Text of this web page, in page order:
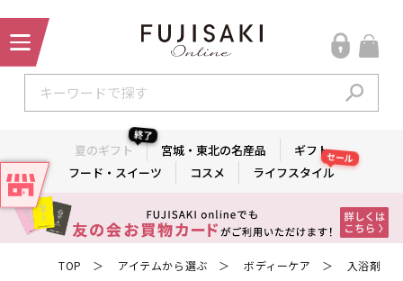
夏のギフト
終了
宮城・東北の名産品
ギフト
フード・スイーツ
コスメ ライフスタイル
セール
TOP ＞ アイテムから選ぶ ＞ ボディーケア ＞ 入浴剤